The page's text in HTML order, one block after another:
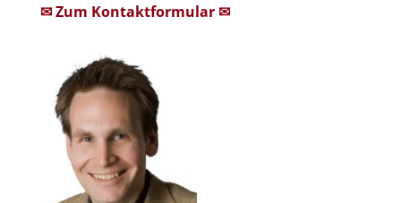
✉ Zum Kontaktformular ✉